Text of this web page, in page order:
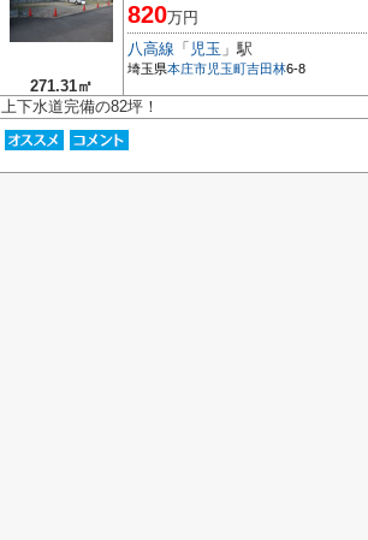
271.31㎡
820万円
八高線 「 児玉 」駅
埼玉県本庄市児玉町吉田林6-8
上下水道完備の82坪！